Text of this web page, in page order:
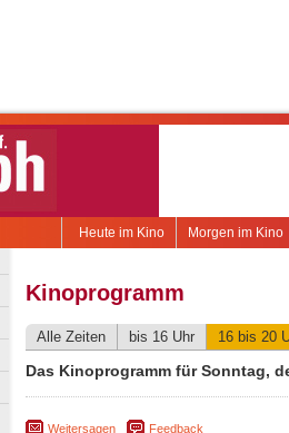
Morgen im Kino
Heute im Kino
Kinoprogramm
Alle Zeiten bis 16 Uhr 16 bis 20
Das Kinoprogramm für Sonntag,
Weitersagen Feedback